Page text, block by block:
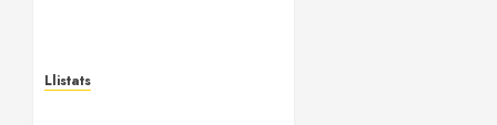
Llistats